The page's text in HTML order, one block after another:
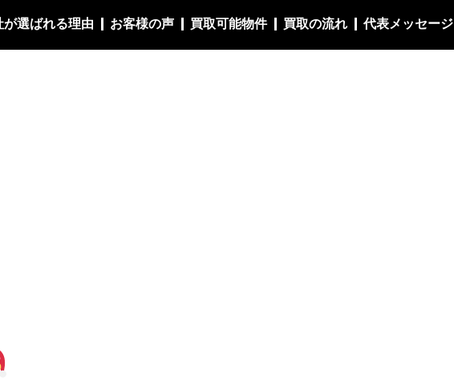
が選ばれる理由 お客様の声 買取可能物件 買取の流れ 代表メッセージ